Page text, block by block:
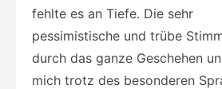
fehlte es an Tiefe. Die sehr
pessimistische und trübe
durch das ganze Geschehen
mich trotz des besonderen